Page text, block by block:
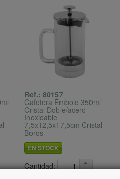
Ref.: 80157
Cafetera Émbolo 350ml
Cristal Doble/acero
Inoxidable
7,5x12,5x17,5cm Cristal
Boros
EN STOCK
Cantidad: